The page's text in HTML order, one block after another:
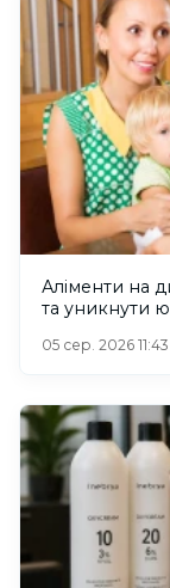
Аліменти на
та уникнути
05 сер. 2026 11:43